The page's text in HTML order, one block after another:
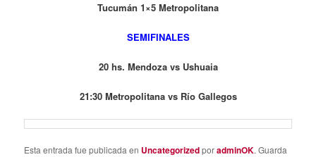
Tucumán 1×5 Metropolitana
SEMIFINALES
20 hs. Mendoza vs Ushuaia
21:30 Metropolitana vs Río Gallegos
Esta entrada fue publicada en UncategorizedporadminOK. Guarda